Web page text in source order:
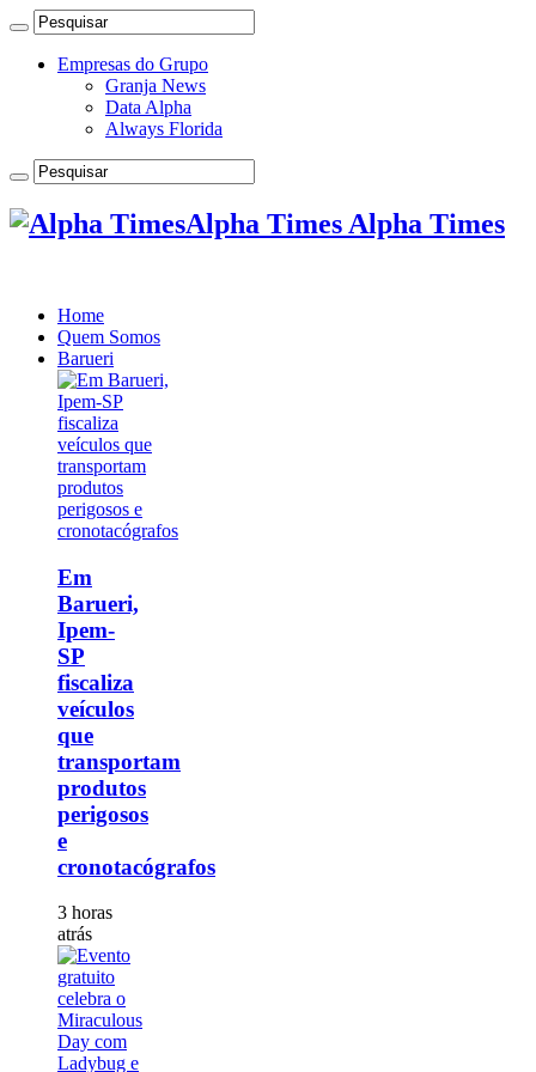
Empresas do Grupo
Granja News
Data Alpha
Always Florida
Alpha Times Alpha Times
Home
Quem Somos
Barueri
Em
Barueri,
Ipem-
SP
fiscaliza
veículos
que
transportam
produtos
perigosos
e
cronotacógrafos
3 horas
atrás